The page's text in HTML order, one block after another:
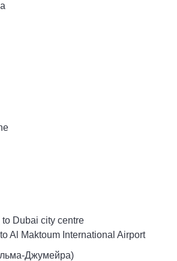
to Dubai city centre
Al Maktoum International Airport
Джумейра)